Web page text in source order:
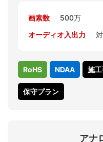
となります。
画素数
500万
オーディオ入出力
RoHS NDAA 施
保守プラン
アナ